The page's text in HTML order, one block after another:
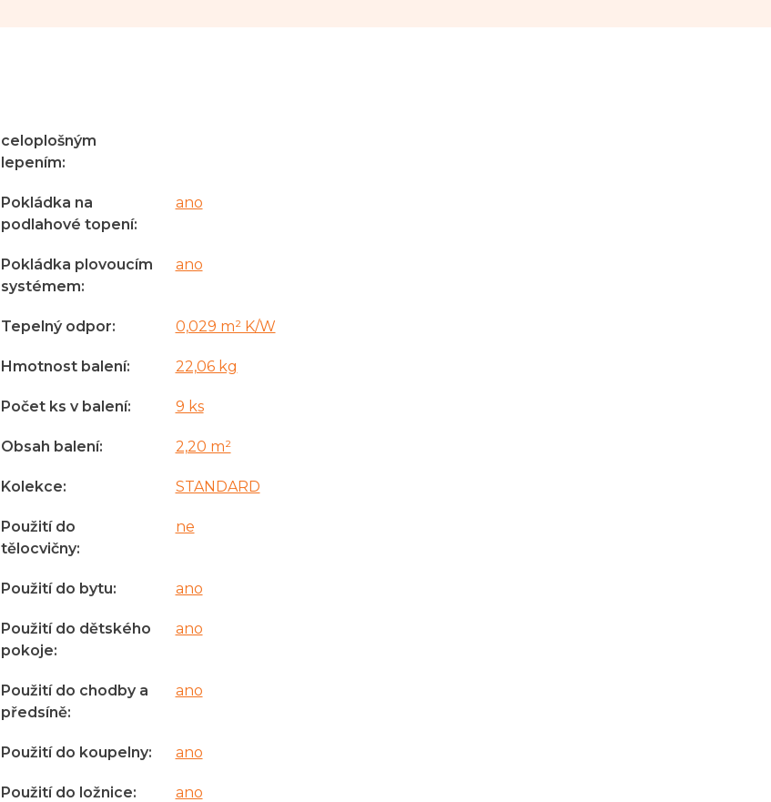
celoplošným
lepením:
Pokládka na
podlahové topení:
ano
Pokládka plovoucím
systémem:
ano
Tepelný odpor: 0,029 m² K/W
Hmotnost balení: 22,06 kg
Počet ks v balení: 9 ks
Obsah balení: 2,20 m²
Kolekce: STANDARD
Použití do
tělocvičny:
ne
Použití do bytu: ano
Použití do dětského
pokoje:
ano
Použití do chodby a
předsíně:
ano
Použití do koupelny: ano
Použití do ložnice: ano